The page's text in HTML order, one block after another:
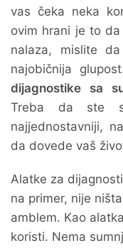
vas čeka neka
ovim hrani je to
nalaza, mislite
najobičnija
dijagnostike sa
Treba da ste
najjednostavniji,
da dovede vaš
Alatke za
na primer, nije
amblem. Kao
koristi. Nema